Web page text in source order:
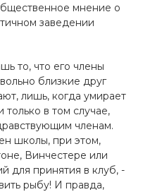
мнение о
заведении
то, что его члены
близкие друг
лишь, когда умирает
в том случае,
членам.
школы, при этом,
Винчестере или
для принятия в клуб, -
рыбу! И правда,